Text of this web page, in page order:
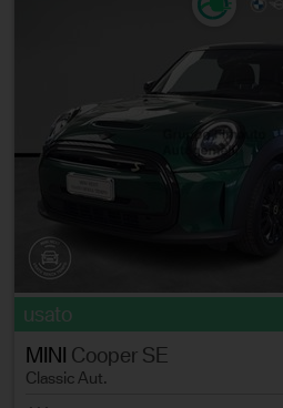
usato
MINI Cooper SE
Classic Aut.